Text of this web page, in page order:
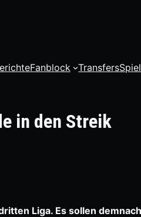
Fanblock Transfers
in den Streik
Liga. Es sollen